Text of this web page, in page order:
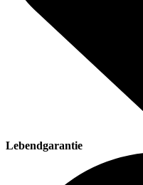
Lebendgarantie